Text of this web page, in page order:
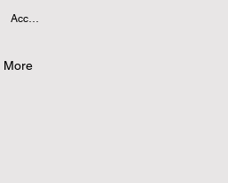
Accedi
More